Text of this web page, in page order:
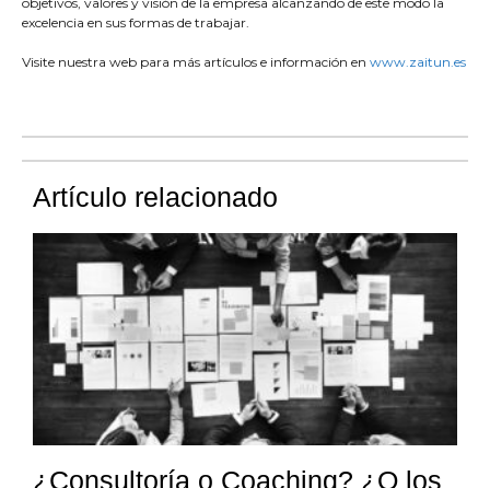
excelencia en sus formas de trabajar.
Visite nuestra web para más artículos e información en www.zaitun.es
Artículo relacionado
¿Consultoría o Coaching? ¿O los